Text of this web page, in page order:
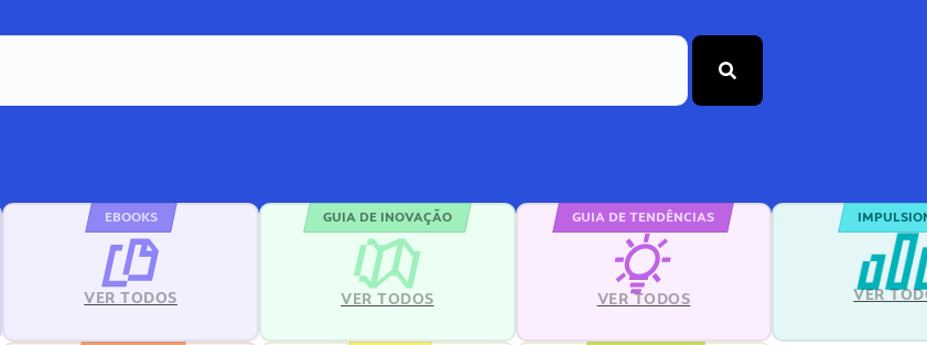
EBOOKS
VER TODOS
GUIA DE INOVAÇÃO
VER TODOS
GUIA DE TENDÊNCIAS
VER TODOS VER